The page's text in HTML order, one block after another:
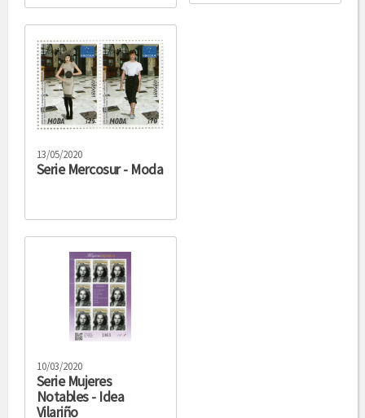
13/05/2020
Serie Mercosur - Moda
10/03/2020
Serie Mujeres
Notables - Idea
Vilariño